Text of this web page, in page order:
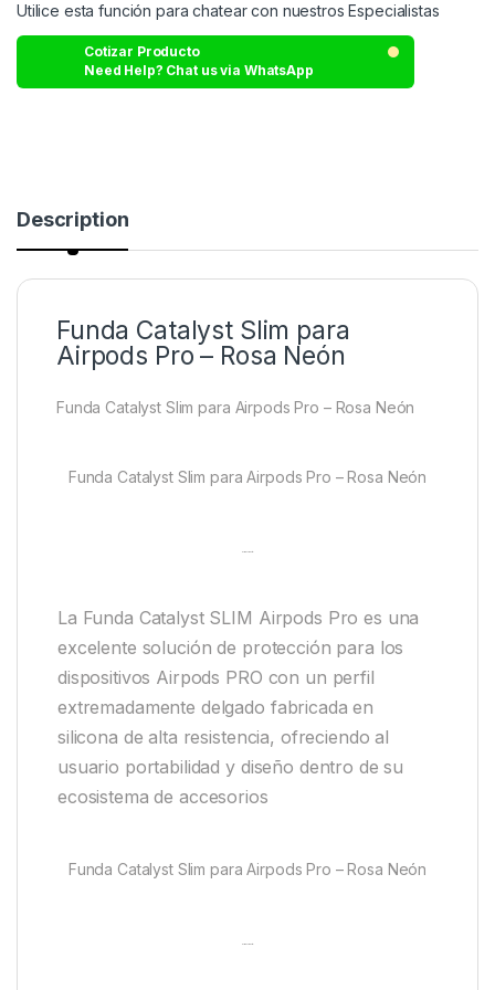
Utilice esta función para chatear con nuestros Especialistas
Cotizar Producto
Need Help? Chat us via WhatsApp
Description
Funda Catalyst Slim para
Airpods Pro – Rosa Neón
Funda Catalyst Slim para Airpods Pro – Rosa Neón
Funda Catalyst Slim para Airpods Pro – Rosa Neón
La Funda Catalyst SLIM Airpods Pro es una
excelente solución de protección para los
dispositivos Airpods PRO con un perfil
extremadamente delgado fabricada en
silicona de alta resistencia, ofreciendo al
usuario portabilidad y diseño dentro de su
ecosistema de accesorios
Funda Catalyst Slim para Airpods Pro – Rosa Neón